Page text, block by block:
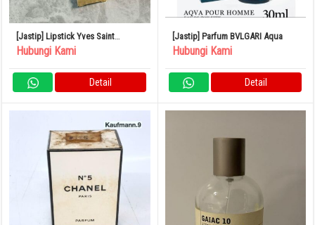
[Jastip] Lipstick Yves Saint
Laurent
Hubungi Kami
Detail
[Jastip] Parfum BVLGARI Aqua
Hubungi Kami
Detail